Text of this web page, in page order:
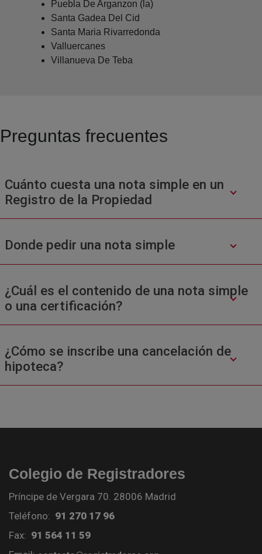
Puebla De Arganzon (la)
Santa Gadea Del Cid
Santa Maria Rivarredonda
Valluercanes
Villanueva De Teba
Preguntas frecuentes
Cuánto cuesta una nota simple en un
Registro de la Propiedad
Donde pedir una nota simple
¿Cuál es el contenido de una nota simple
o una certificación?
¿Cómo se inscribe una cancelación de
hipoteca?
Colegio de Registradores
Príncipe de Vergara 70. 28006 Madrid
Teléfono: 91 270 17 96
Fax: 91 564 11 59